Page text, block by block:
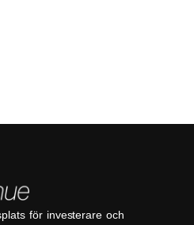
för investerare och